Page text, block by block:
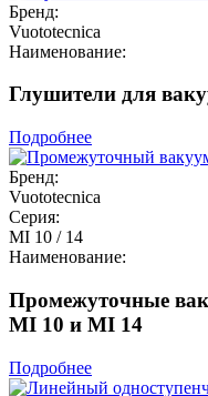
Бренд:
Vuototecnica
Наименование:
Глушители для
Подробнее
Бренд:
Vuototecnica
Серия:
MI 10 / 14
Наименование:
Промежуточные
MI 10 и MI 14
Подробнее